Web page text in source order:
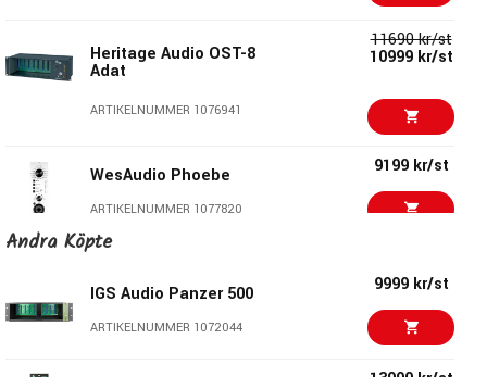
Heritage Audio OST-8
Adat
ARTIKELNUMMER 1076941
11690 kr/st
10999 kr/st
WesAudio Phoebe
ARTIKELNUMMER 1077820
9199 kr/st
ARTIKELNUMMER 1010092
Andra Köpte
IGS Audio Panzer 500
ARTIKELNUMMER 1072044
9999 kr/st